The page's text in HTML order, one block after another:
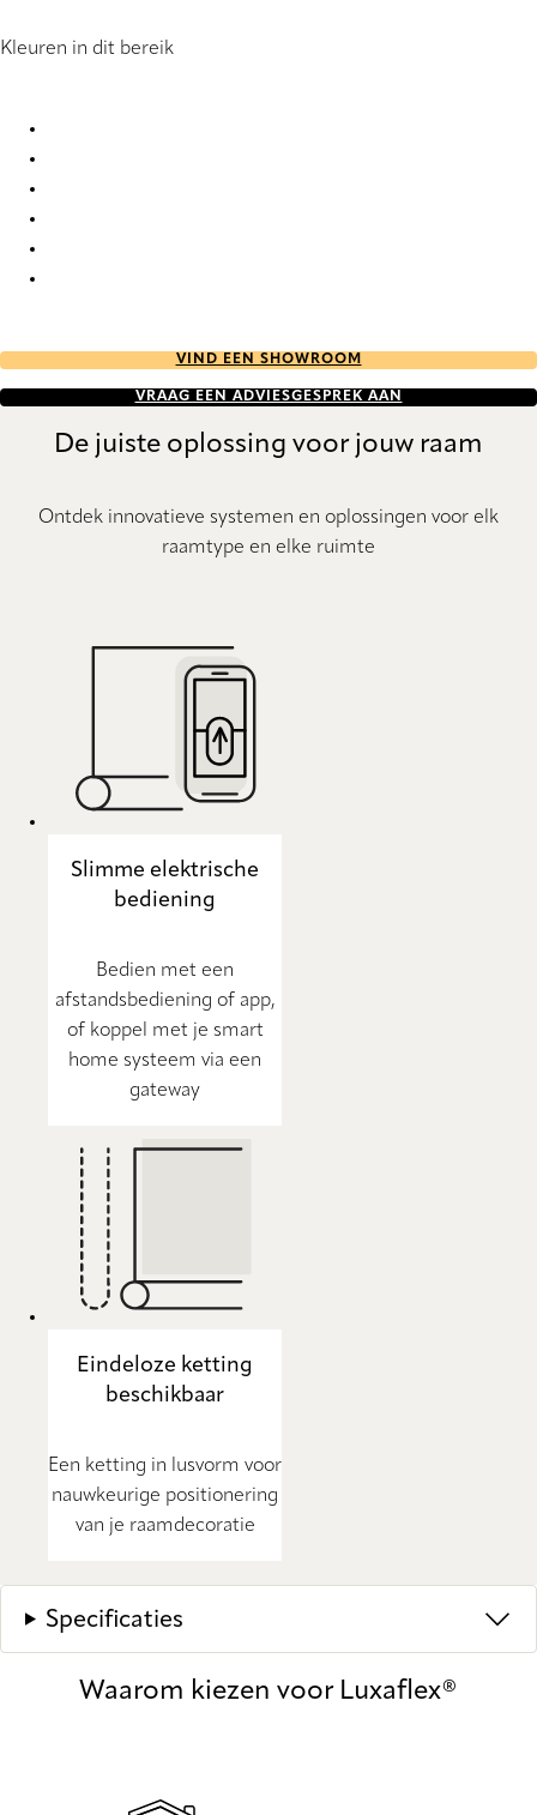
Kleuren in dit bereik
VIND EEN SHOWROOM
VRAAG EEN ADVIESGESPREK AAN
De juiste oplossing voor jouw raam
Ontdek innovatieve systemen en oplossingen voor elk
raamtype en elke ruimte
Slimme elektrische
bediening
Bedien met een
afstandsbediening of app,
of koppel met je smart
home systeem via een
gateway
Eindeloze ketting
beschikbaar
Een ketting in lusvorm voor
nauwkeurige positionering
van je raamdecoratie
Specificaties
Waarom kiezen voor Luxaflex®